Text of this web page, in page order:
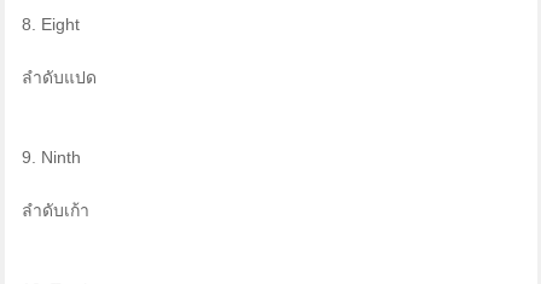
8. Eight
ลำดับแปด
9. Ninth
ลำดับเก้า